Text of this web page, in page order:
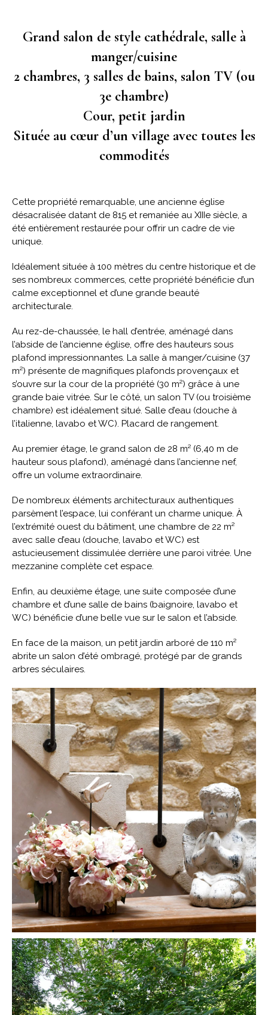
Grand salon de style cathédrale, salle à
manger/cuisine
2 chambres, 3 salles de bains, salon TV (ou
3e chambre)
Cour, petit jardin
Située au cœur d’un village avec toutes les
commodités
Cette propriété remarquable, une ancienne église
désacralisée datant de 815 et remaniée au XIIIe siècle, a
été entièrement restaurée pour offrir un cadre de vie
unique.
Idéalement située à 100 mètres du centre historique et de
ses nombreux commerces, cette propriété bénéficie d’un
calme exceptionnel et d’une grande beauté
architecturale.
Au rez-de-chaussée, le hall d’entrée, aménagé dans
l’abside de l’ancienne église, offre des hauteurs sous
plafond impressionnantes. La salle à manger/cuisine (37
m²) présente de magnifiques plafonds provençaux et
s’ouvre sur la cour de la propriété (30 m²) grâce à une
grande baie vitrée. Sur le côté, un salon TV (ou troisième
chambre) est idéalement situé. Salle d’eau (douche à
l’italienne, lavabo et WC). Placard de rangement.
Au premier étage, le grand salon de 28 m² (6,40 m de
hauteur sous plafond), aménagé dans l’ancienne nef,
offre un volume extraordinaire.
De nombreux éléments architecturaux authentiques
parsèment l’espace, lui conférant un charme unique. À
l’extrémité ouest du bâtiment, une chambre de 22 m²
avec salle d’eau (douche, lavabo et WC) est
astucieusement dissimulée derrière une paroi vitrée. Une
mezzanine complète cet espace.
Enfin, au deuxième étage, une suite composée d’une
chambre et d’une salle de bains (baignoire, lavabo et
WC) bénéficie d’une belle vue sur le salon et l’abside.
En face de la maison, un petit jardin arboré de 110 m²
abrite un salon d’été ombragé, protégé par de grands
arbres séculaires.